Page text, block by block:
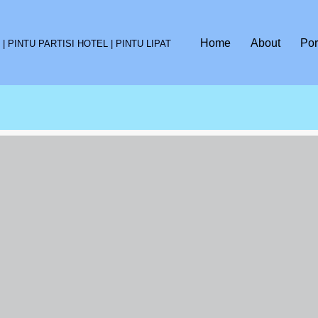
PINTU PARTISI HOTEL | PINTU LIPAT Home About